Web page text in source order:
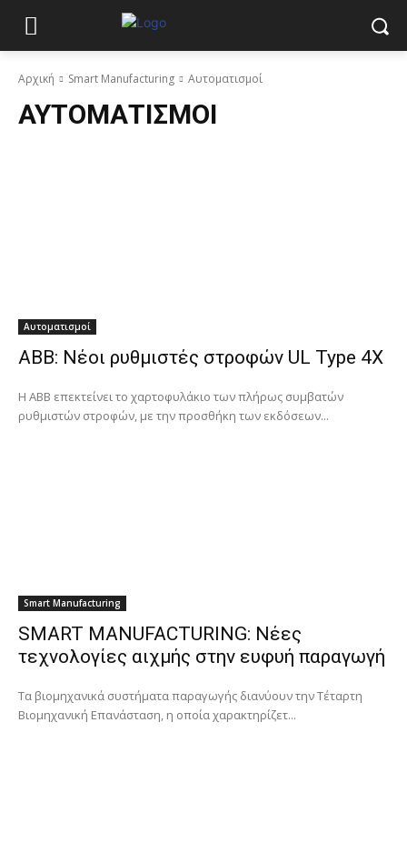
Αρχική Smart Manufacturing Αυτοματισμοί
ΑΥΤΟΜΑΤΙΣΜΟΊ
Αυτοματισμοί
ABB: Νέοι ρυθμιστές στροφών UL Type 4X
Η ABB επεκτείνει το χαρτοφυλάκιο των πλήρως συμβατών
ρυθμιστών στροφών, με την προσθήκη των εκδόσεων...
Smart Manufacturing
SMART MANUFACTURING: Νέες
τεχνολογίες αιχμής στην ευφυή παραγωγή
Τα βιομηχανικά συστήματα παραγωγής διανύουν την Τέταρτη
Βιομηχανική Επανάσταση, η οποία χαρακτηρίζετ...